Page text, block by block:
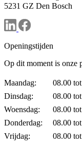
5231 GZ Den Bosch
Openingstijden
Op dit moment is onze
Maandag:
08.00
Dinsdag:
08.00
Woensdag:
08.00
Donderdag:
08.00
Vrijdag:
08.00